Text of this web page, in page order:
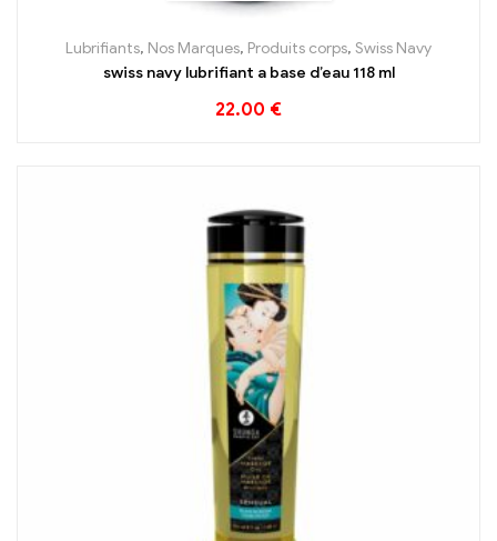
Lubrifiants, Nos Marques, Produits corps, Swiss Navy
swiss navy lubrifiant a base d’eau 118 ml
22.00 €